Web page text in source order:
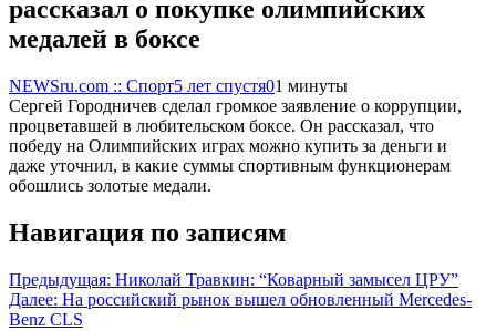
рассказал о покупке олимпийских
медалей в боксе
NEWSru.com :: Спорт5 лет спустя01 минуты
Сергей Городничев сделал громкое заявление о коррупции,
процветавшей в любительском боксе. Он рассказал, что
победу на Олимпийских играх можно купить за деньги и
даже уточнил, в какие суммы спортивным функционерам
обошлись золотые медали.
Навигация по записям
Предыдущая: Николай Травкин: “Коварный замысел ЦРУ”
Далее: На российский рынок вышел обновленный Mercedes-
Benz CLS